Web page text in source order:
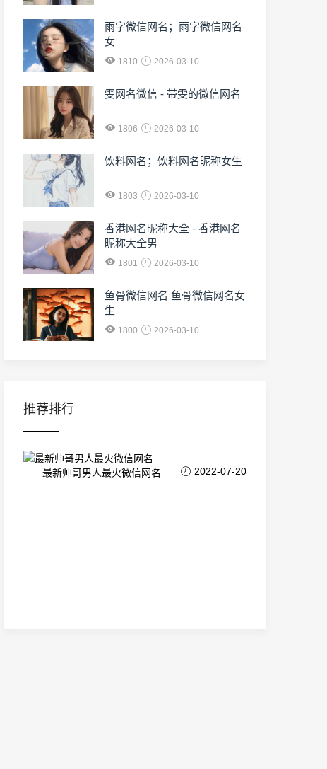
雨字微信网名；雨字微信网名
女
1810 2026-03-10
雯网名微信 - 带雯的微信网名
1806 2026-03-10
饮料网名；饮料网名昵称女生
1803 2026-03-10
香港网名昵称大全 - 香港网名
昵称大全男
1801 2026-03-10
鱼骨微信网名 鱼骨微信网名女
生
1800 2026-03-10
推荐排行
最新帅哥男人最火微信网名 2022-07-20